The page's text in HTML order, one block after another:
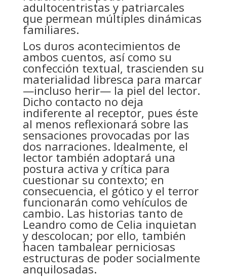
adultocentristas y patriarcales
que permean múltiples dinámicas
familiares.
Los duros acontecimientos de
ambos cuentos, así como su
confección textual, trascienden su
materialidad libresca para marcar
—incluso herir— la piel del lector.
Dicho contacto no deja
indiferente al receptor, pues éste
al menos reflexionará sobre las
sensaciones provocadas por las
dos narraciones. Idealmente, el
lector también adoptará una
postura activa y crítica para
cuestionar su contexto; en
consecuencia, el gótico y el terror
funcionarán como vehículos de
cambio. Las historias tanto de
Leandro como de Celia inquietan
y descolocan; por ello, también
hacen tambalear perniciosas
estructuras de poder socialmente
anquilosadas.